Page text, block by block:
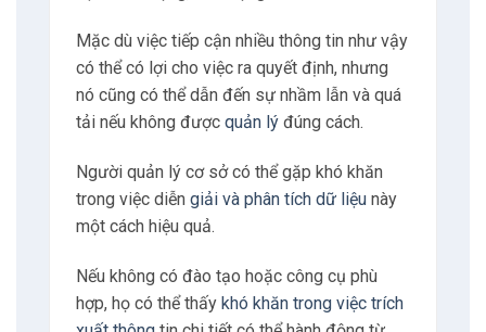
Mặc dù việc tiếp cận nhiều thông tin như vậy
có thể có lợi cho việc ra quyết định, nhưng
nó cũng có thể dẫn đến sự nhầm lẫn và quá
tải nếu không được quản lýđúng cách.
Người quản lý cơ sở có thể gặp khó khăn
trong việc diễn giải và phân tích dữ liệunày
một cách hiệu quả.
Nếu không có đào tạo hoặc công cụ phù
hợp, họ có thể thấy khó khăn trong việc trích